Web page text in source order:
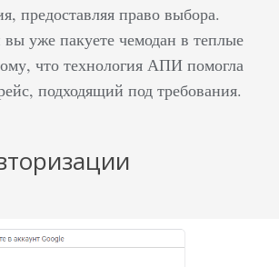
предоставляя право выбора.
уже пакуете чемодан в теплые
что технология АПИ помогла
подходящий под требования.